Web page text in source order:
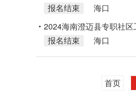
报名结束
海口
2024海南澄迈县专职社
报名结束
海口
首页